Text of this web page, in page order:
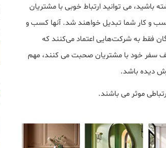
می توانید ارتباط خوبی با مشتریان
کسب و کار شما تبدیل خواهند شد. آنها کسب و
فقط به شرکت‌هایی اعتماد می‌کنند که
سفر خود با مشتریان صحبت می کنند، مهم
دیده باشد.
موثر می باشند.